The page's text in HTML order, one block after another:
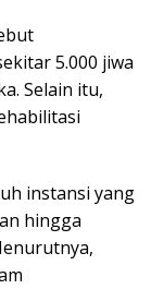
5.000 jiwa
Selain itu,
instansi yang
hingga